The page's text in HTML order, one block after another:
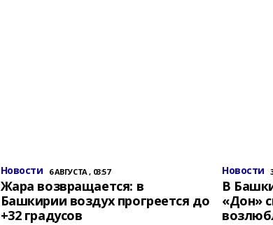
Новости 6 АВГУСТА , 03:57
Жара возвращается: в
Башкирии воздух прогреется до
+32 градусов
Новости
В
«Дон»